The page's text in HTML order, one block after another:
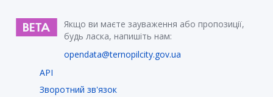
Якщо ви маєте зауваження або пропозиції,
будь ласка, напишіть нам:
opendata@ternopilcity.gov.ua
API
Зворотний зв'язок